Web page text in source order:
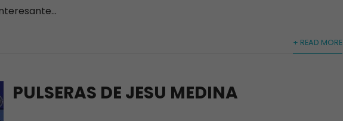
+ READ MORE
PULSERAS DE JESU MEDINA